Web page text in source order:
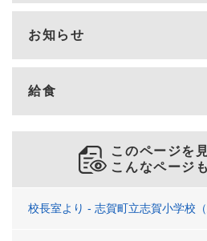
お知らせ
給食
このページを
こんなページ
校長室より - 志賀町立志賀小学校（